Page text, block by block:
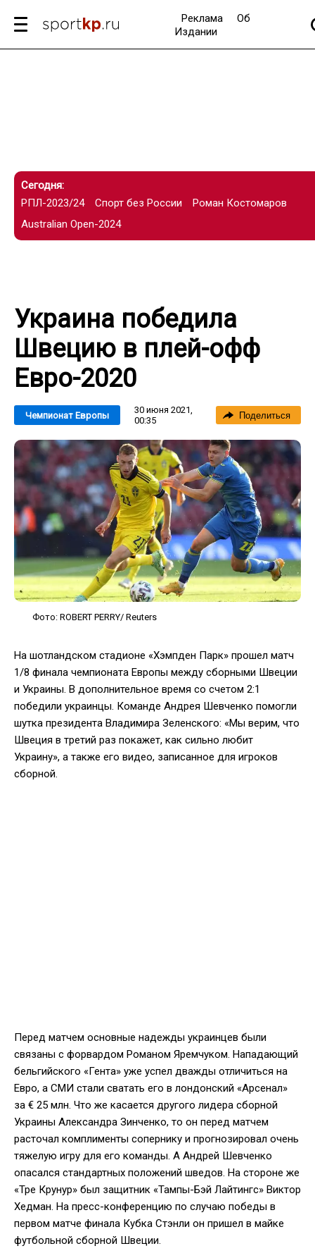
Реклама
Об
Издании
Сегодня:
РПЛ-2023/24
Спорт без России
Роман Костомаров
Australian Open-2024
Украина победила
Швецию в плей-офф
Евро-2020
Чемпионат Европы
30 июня 2021,
00:35
Поделиться
Фото: ROBERT PERRY/ Reuters
На шотландском стадионе «Хэмпден Парк» прошел матч
1/8 финала чемпионата Европы между сборными Швеции
и Украины. В дополнительное время со счетом 2:1
победили украинцы. Команде Андрея Шевченко помогли
шутка президента Владимира Зеленского: «Мы верим, что
Швеция в третий раз покажет, как сильно любит
Украину», а также его видео, записанное для игроков
сборной.
Перед матчем основные надежды украинцев были
связаны с форвардом Романом Яремчуком. Нападающий
бельгийского «Гента» уже успел дважды отличиться на
Евро, а СМИ стали сватать его в лондонский «Арсенал»
за € 25 млн. Что же касается другого лидера сборной
Украины Александра Зинченко, то он перед матчем
расточал комплименты сопернику и прогнозировал очень
тяжелую игру для его команды. А Андрей Шевченко
опасался стандартных положений шведов. На стороне же
«Тре Крунур» был защитник «Тампы-Бэй Лайтингс» Виктор
Хедман. На пресс-конференцию по случаю победы в
первом матче финала Кубка Стэнли он пришел в майке
футбольной сборной Швеции.